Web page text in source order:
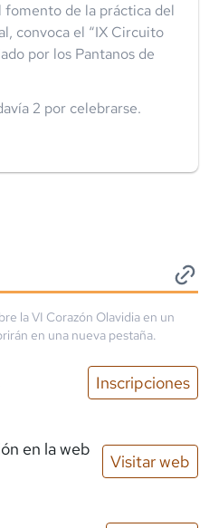
de la práctica del
convoca el “IX Circuito
por los Pantanos de
2 por celebrarse.
laVI Corazón Olavidia en un
en una nueva pestaña.
Inscripciones
en la web
Visitar web